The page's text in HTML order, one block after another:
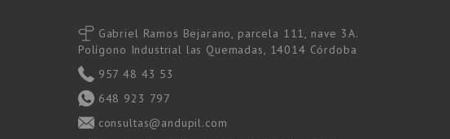
Gabriel Ramos Bejarano, parcela 111, nave 3A.
Polígono Industrial las Quemadas, 14014 Córdoba
957 48 43 53
648 923 797
consultas@andupil.com